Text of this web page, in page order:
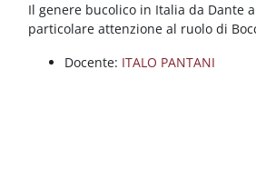
Vai al contenuto principale
Blocchi
Il genere bucolico in Italia da Dante
particolare attenzione al ruolo di
Docente: ITALO PANTANI